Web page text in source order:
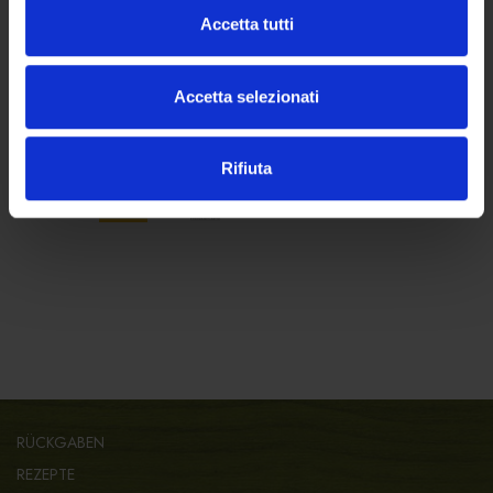
Accetta tutti
Accetta selezionati
Rifiuta
SICHERES EINKAUFEN
RÜCKGABEN
REZEPTE